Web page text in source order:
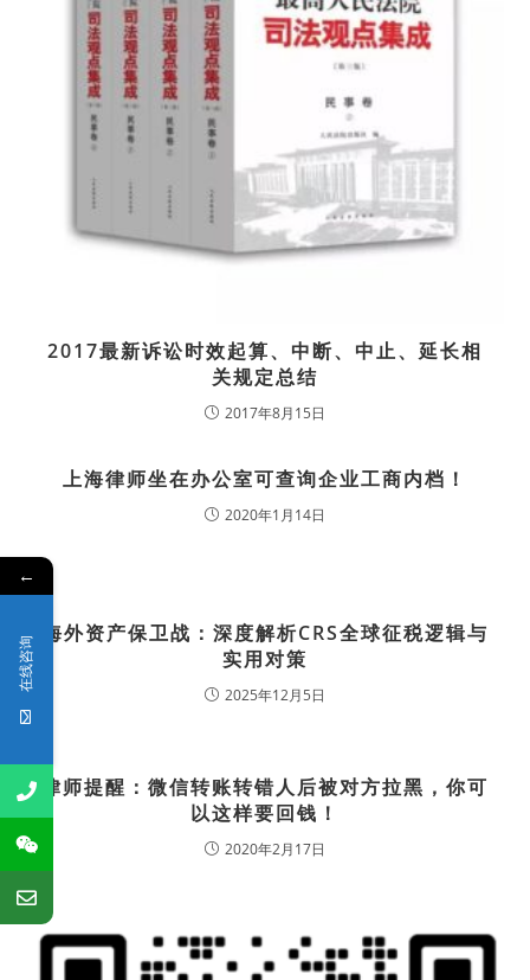
2017最新诉讼时效起算、中断、中止、延长相
关规定总结
2017年8月15日
上海律师坐在办公室可查询企业工商内档！
2020年1月14日
海外资产保卫战：深度解析CRS全球征税逻辑与
实用对策
2025年12月5日
律师提醒：微信转账转错人后被对方拉黑，你可
以这样要回钱！
2020年2月17日
←
在线咨询